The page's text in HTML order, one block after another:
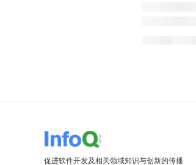
促进软件开发及相关领域知识与创新的传播